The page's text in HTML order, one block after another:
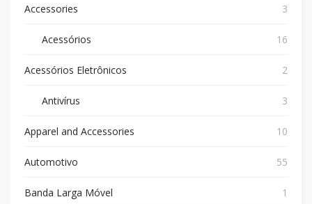
Accessories 3
Acessórios 16
Acessórios Eletrônicos 2
Antivírus 3
Apparel and Accessories 10
Automotivo 55
Banda Larga Móvel 1